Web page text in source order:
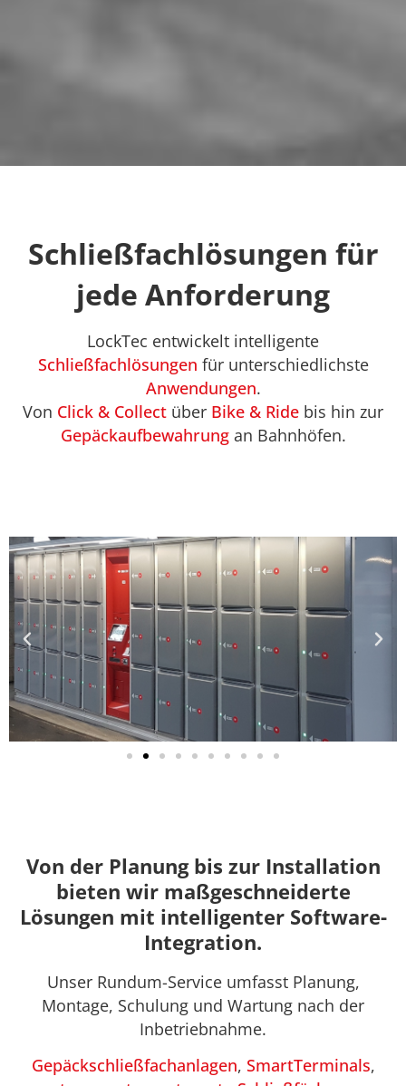
Schließfachlösungen für
jede Anforderung
LockTec entwickelt intelligente
Schließfachlösungen für unterschiedlichste
Anwendungen.
Von Click & Collect über Bike & Ride bis hin zur
Gepäckaufbewahrung an Bahnhöfen.
Von der Planung bis zur Installation
bieten wir maßgeschneiderte
Lösungen mit intelligenter Software-
Integration.
Unser Rundum-Service umfasst Planung,
Montage, Schulung und Wartung nach der
Inbetriebnahme.
Gepäckschließfachanlagen, SmartTerminals,